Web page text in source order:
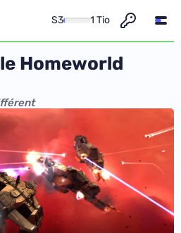
S3 1 Tio
Homeworld